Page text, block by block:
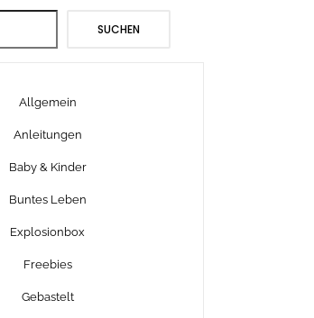
SUCHEN
Allgemein
Anleitungen
Baby & Kinder
Buntes Leben
Explosionbox
Freebies
Gebastelt